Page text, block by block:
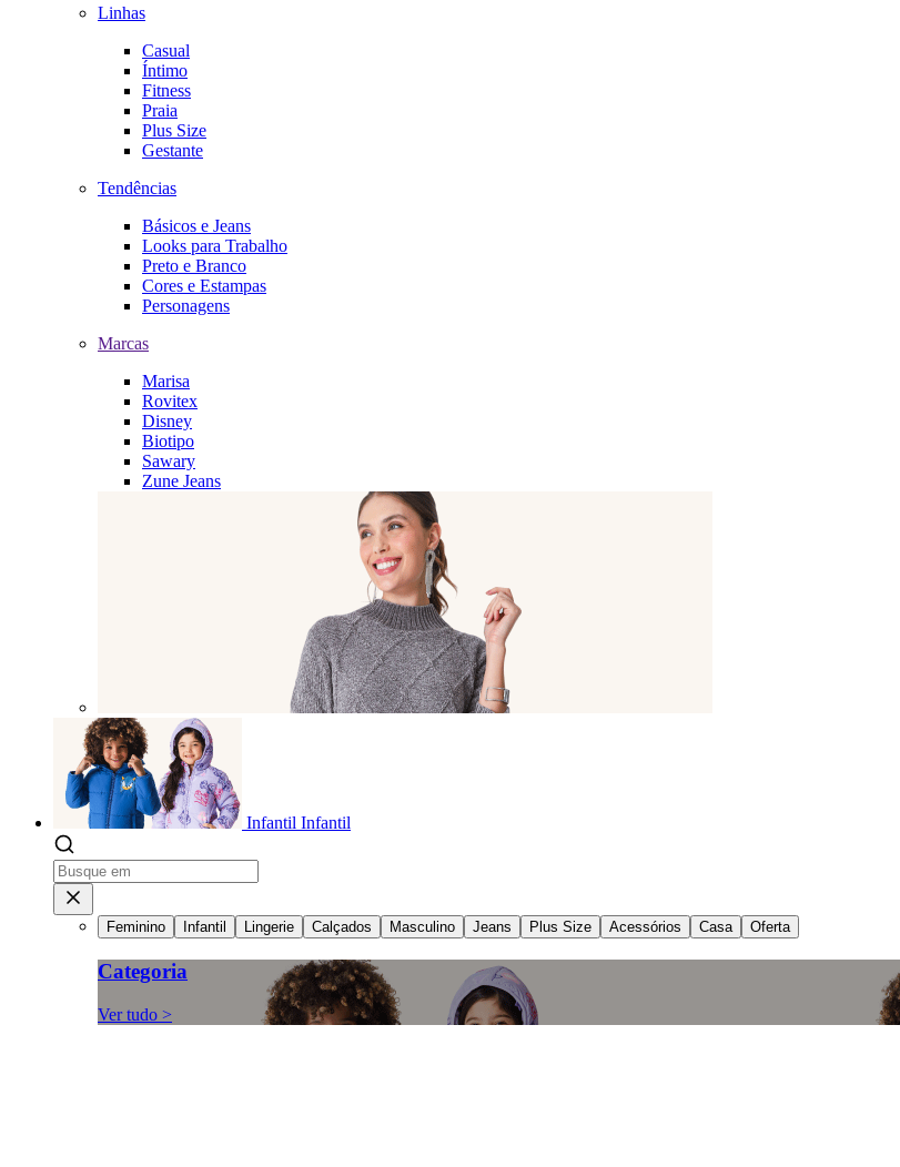
Linhas
Casual
Íntimo
Fitness
Praia
Plus Size
Gestante
Tendências
Básicos e Jeans
Looks para Trabalho
Preto e Branco
Cores e Estampas
Personagens
Marcas
Marisa
Rovitex
Disney
Biotipo
Sawary
Zune Jeans
Infantil Infantil
Feminino Infantil Lingerie Calçados Masculino Jeans Plus Size Acessórios Casa Oferta
Categoria
Ver tudo >